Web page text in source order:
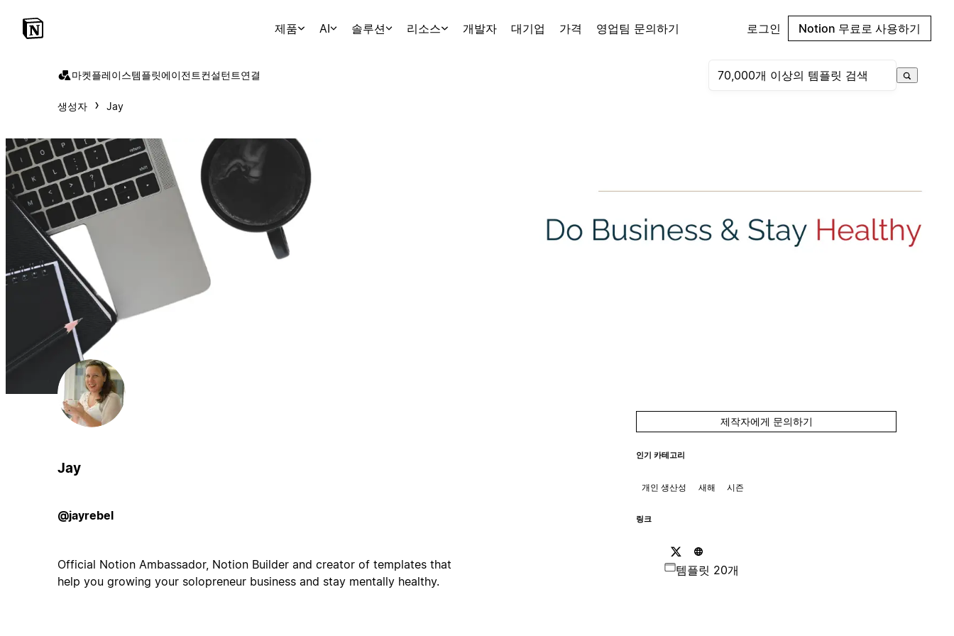
제품 AI 솔루션 리소스 개발자 대기업 가격 영업팀 문의하기 로그인 Notion 무료로 사용하기
마켓플레이스템플릿에이전트컨설턴트연결
생성자 Jay
Jay
@jayrebel
Official Notion Ambassador, Notion Builder and creator of templates that
help you growing your solopreneur business and stay mentally healthy.
제작자에게 문의하기
인기 카테고리
개인 생산성 새해 시즌
링크
템플릿 20개